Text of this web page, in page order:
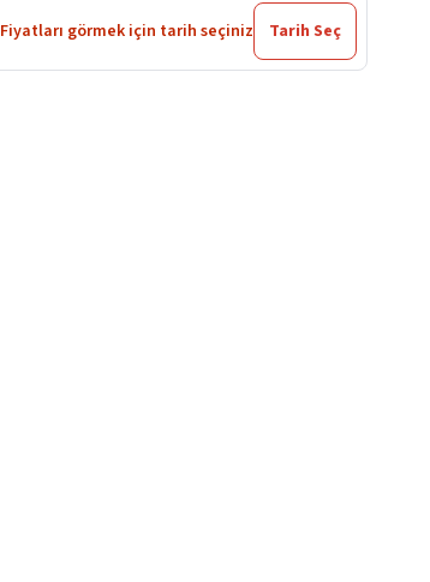
Fiyatları görmek için tarih seçiniz Tarih Seç